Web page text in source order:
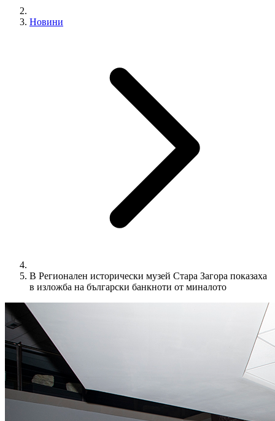
Новини
В Регионален исторически музей Стара Загора показаха
в изложба на български банкноти от миналото